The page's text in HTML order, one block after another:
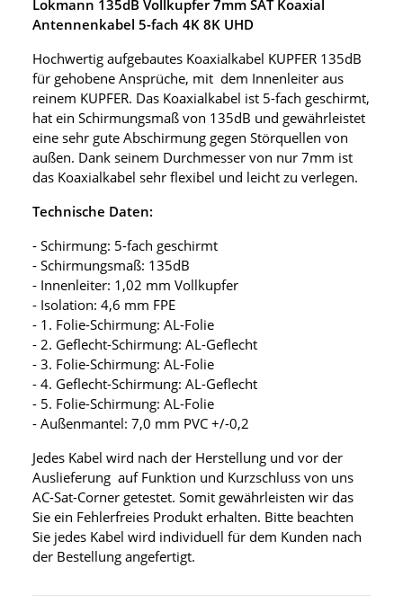
Lokmann 135dB Vollkupfer 7mm SAT Koaxial
Antennenkabel 5-fach 4K 8K UHD
Hochwertig aufgebautes Koaxialkabel KUPFER 135dB
für gehobene Ansprüche, mit dem Innenleiter aus
reinem KUPFER. Das Koaxialkabel ist 5-fach geschirmt,
hat ein Schirmungsmaß von 135dB und gewährleistet
eine sehr gute Abschirmung gegen Störquellen von
außen. Dank seinem Durchmesser von nur 7mm ist
das Koaxialkabel sehr flexibel und leicht zu verlegen.
Technische Daten:
- Schirmung: 5-fach geschirmt
- Schirmungsmaß: 135dB
- Innenleiter: 1,02 mm Vollkupfer
- Isolation: 4,6 mm FPE
- 1. Folie-Schirmung: AL-Folie
- 2. Geflecht-Schirmung: AL-Geflecht
- 3. Folie-Schirmung: AL-Folie
- 4. Geflecht-Schirmung: AL-Geflecht
- 5. Folie-Schirmung: AL-Folie
- Außenmantel: 7,0 mm PVC +/-0,2
Jedes Kabel wird nach der Herstellung und vor der
Auslieferung auf Funktion und Kurzschluss von uns
AC-Sat-Corner getestet. Somit gewährleisten wir das
Sie ein Fehlerfreies Produkt erhalten. Bitte beachten
Sie jedes Kabel wird individuell für dem Kunden nach
der Bestellung angefertigt.